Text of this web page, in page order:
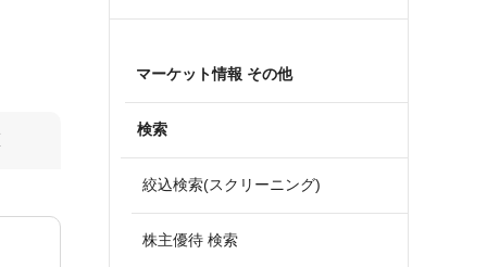
マーケット情報 その他
検索
絞込検索(スクリーニング)
株主優待 検索